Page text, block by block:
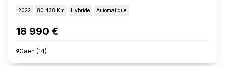
2022 80 438 Km Hybride Automatique
18 990 €
Caen (14)